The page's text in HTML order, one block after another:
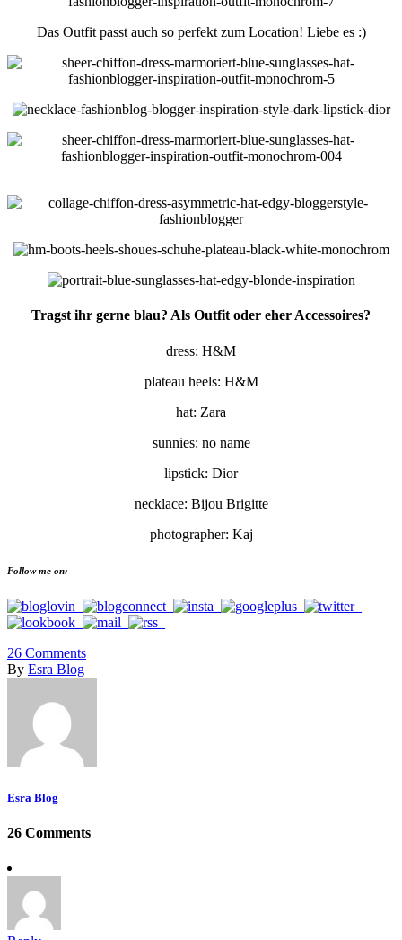
Das Outfit passt auch so perfekt zum Location! Liebe es :)
Tragst ihr gerne blau? Als Outfit oder eher Accessoires?
dress: H&M
plateau heels: H&M
hat: Zara
sunnies: no name
lipstick: Dior
necklace: Bijou Brigitte
photographer: Kaj
Follow me on:
26 Comments
By Esra Blog
Esra Blog
26 Comments